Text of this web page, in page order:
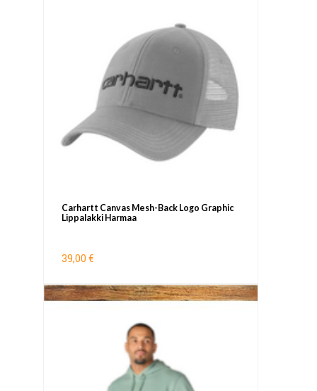
Carhartt Canvas Mesh-Back Logo Graphic
Lippalakki Harmaa
39,00 €